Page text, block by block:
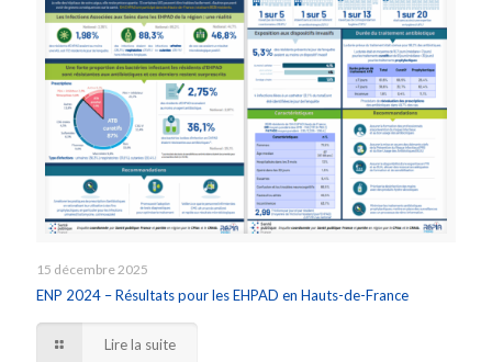
15 décembre 2025
ENP 2024 – Résultats pour les EHPAD en Hauts-de-France
Lire la suite